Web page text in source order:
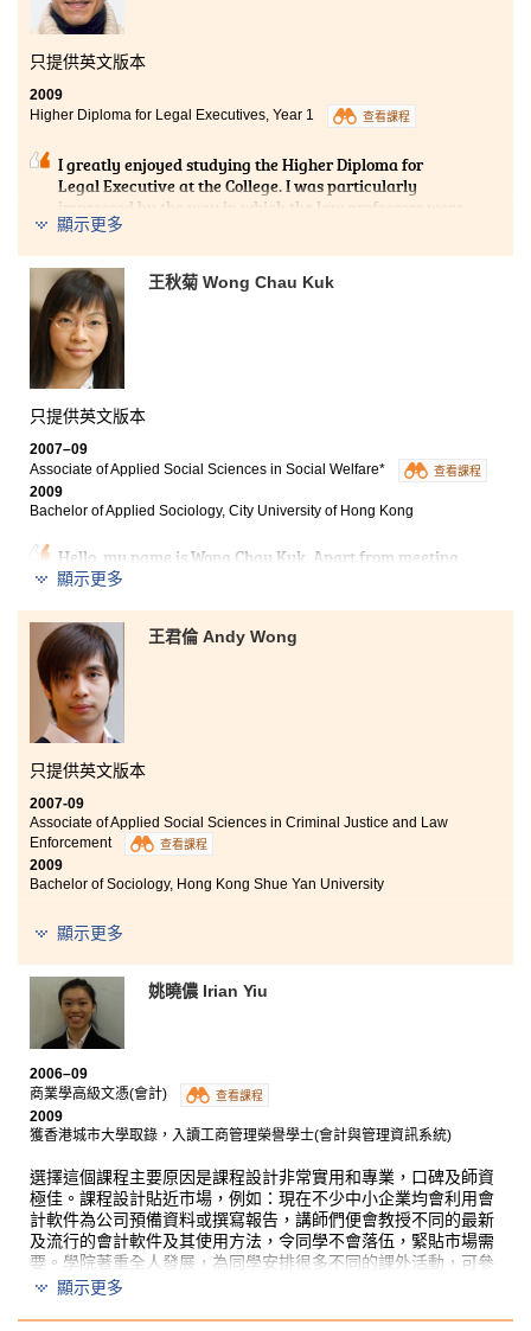
行業有更深入的認識，確立自己的人生方向，向成為藥劑師的目
只提供英文版本
2009
Higher Diploma for Legal Executives, Year 1
查看課程
I greatly enjoyed studying the Higher Diploma for
Legal Executive at the College. I was particularly
impressed by the way in which the law professors were
so patient and attentive to our needs, while the
throughout. As a result, I have acquired a wide-ranging
and practical knowledge of the most important areas
of law, which will serve me well in pursuing a legal
career. I am proud to have been a part of this
programme, and will not hesitate to recommend it to
my friends in future.
顯示更多
王秋菊 Wong Chau Kuk
只提供英文版本
2007–09
Associate of Applied Social Sciences in Social Welfare*
查看課程
2009
Bachelor of Applied Sociology, City University of Hong Kong
Hello, my name is Wong Chau Kuk. Apart from meeting
many new good friends, I was happy to see many
courses offered by the College provided a solid
foundation for my university study, with which I was
able to adapt to the university lives more quickly.
Studying at the College indeed gave me a lot of
memorable experience.
*
Welfare has been renamed as Associate of Applied
Social Sciences in Youth and Social Services.
顯示更多
王君倫 Andy Wong
只提供英文版本
2007-09
Associate of Applied Social Sciences in Criminal Justice and Law
Enforcement
查看課程
2009
Bachelor of Sociology, Hong Kong Shue Yan University
Honestly, studying at the College was a great time to
my language skills, but also gave me a huge amount of
opportunities to experience in disciplinary field.
Moreover, the experiences gained in the College helped
me pursue my dream to be a university student. In last
Sociology of Hong Kong Shue Yan University. Last but
not least, studying Associate Degree programme does
not mean that you are a loser!
顯示更多
姚曉儂 Irian Yiu
2006–09
商業學高級文憑(會計)
查看課程
2009
獲香港城市大學取錄，入讀工商管理榮譽學士(會計與管理資訊系統)
選擇這個課程主要原因是課程設計非常實用和專業，口碑及師資
極佳。課程設計貼近市場，例如：現在不少中小企業均會利用會
計軟件為公司預備資料或撰寫報告，講師們便會教授不同的最新
及流行的會計軟件及其使用方法，令同學不會落伍，緊貼市場需
要。學院著重全人發展，為同學安排很多不同的課外活動，可參
加不同會計相關比賽或到具規模的商業機構參觀，擴闊同學的視
在新學年，更會到美國San Jose State University交流一個學
顯示更多